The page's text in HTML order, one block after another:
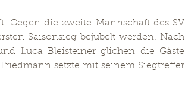
Gegen die zweite Mannschaft des SV
Saisonsieg bejubelt werden. Nach
Luca Bleisteiner glichen die Gäste
setzte mit seinem Siegtreffer